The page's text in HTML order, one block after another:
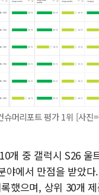
머리포트 평가 1위 [사진
개 중 갤럭시 S26
야에서 만점을 받았
했으며, 상위 30개